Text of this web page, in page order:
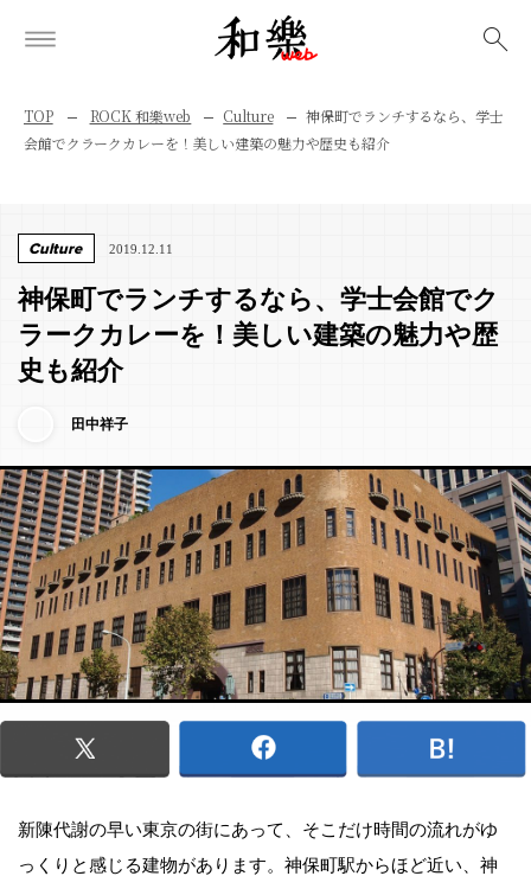
TOP ROCK 和樂web Culture
神保町でランチするなら、学士
会館でクラークカレーを！美しい建築の魅力や歴史も紹介
Culture 2019.12.11
神保町でランチするなら、学士会館でク
ラークカレーを！美しい建築の魅力や歴
史も紹介
田中祥子
新陳代謝の早い東京の街にあって、そこだけ時間の流れがゆ
っくりと感じる建物があります。神保町駅からほど近い、神